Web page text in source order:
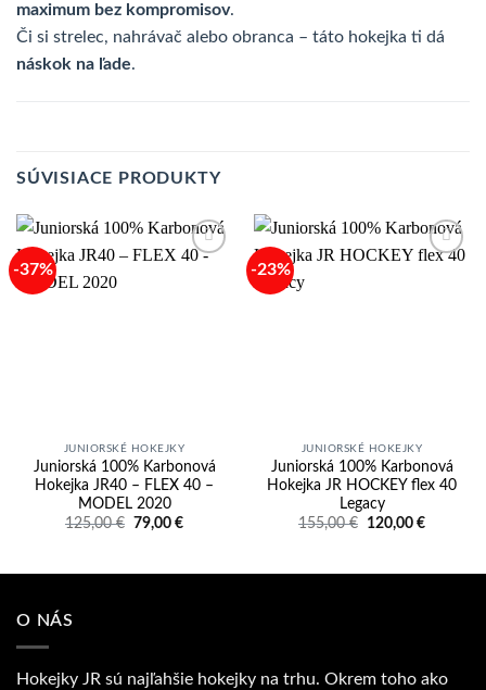
maximum bez kompromisov.
Či si strelec, nahrávač alebo obranca – táto hokejka ti dá
náskok na ľade.
SÚVISIACE PRODUKTY
-37%
JUNIORSKÉ HOKEJKY
Juniorská 100% Karbonová
Hokejka JR40 – FLEX 40 –
MODEL 2020
125,00€ Pôvodná
79,00€Aktuálna
-23%
JUNIORSKÉ HOKEJKY
Juniorská 100% Karbonová
Hokejka JR HOCKEY flex 40
Legacy
155,00€
Pôvodná
120,00€Aktuálna
O NÁS
Hokejky JR sú najľahšie hokejky na trhu. Okrem toho ako